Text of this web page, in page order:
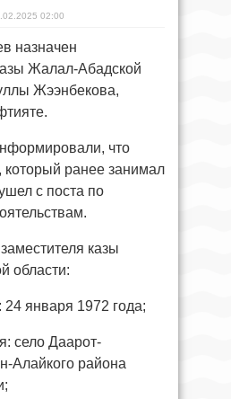
02:00
назначен
Жалал-Абадской
Жээнбекова,
что
который ранее занимал
с поста по
казы
области:
января 1972 года;
село Даарот-
Алайкого района